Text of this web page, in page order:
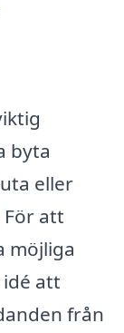
byta
eller
För att
möjliga
att
från